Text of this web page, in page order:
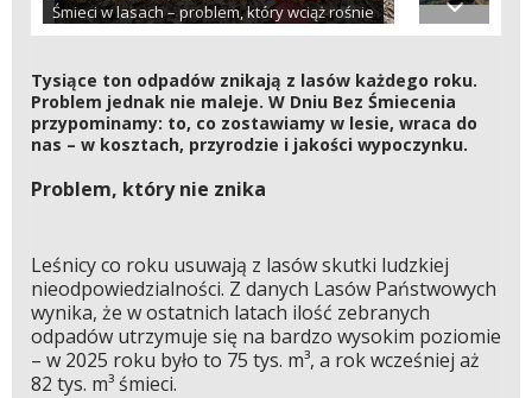
Śmieci w lasach – problem, który wciąż rośnie
Tysiące ton odpadów znikają z lasów każdego roku.
Problem jednak nie maleje. W Dniu Bez Śmiecenia
przypominamy: to, co zostawiamy w lesie, wraca do
nas – w kosztach, przyrodzie i jakości wypoczynku.
Problem, który nie znika
Leśnicy co roku usuwają z lasów skutki ludzkiej
nieodpowiedzialności. Z danych Lasów Państwowych
wynika, że w ostatnich latach ilość zebranych
odpadów utrzymuje się na bardzo wysokim poziomie
– w 2025 roku było to 75 tys. m³, a rok wcześniej aż
82 tys. m³ śmieci.